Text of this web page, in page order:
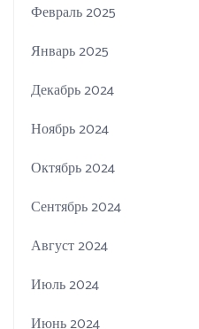
Февраль 2025
Январь 2025
Декабрь 2024
Ноябрь 2024
Октябрь 2024
Сентябрь 2024
Август 2024
Июль 2024